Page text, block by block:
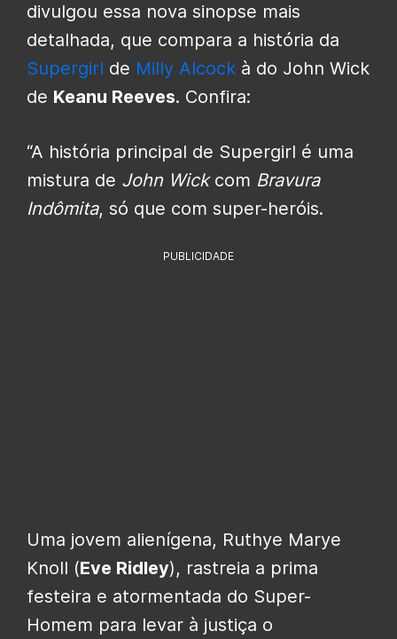
divulgou essa nova sinopse mais
detalhada, que compara a história da
Supergirl de Milly Alcock à do John Wick
de Keanu Reeves. Confira:
“A história principal de Supergirl é uma
mistura de John Wickcom Bravura
Indômita, só que com super-heróis.
PUBLICIDADE
Uma jovem alienígena, Ruthye Marye
Knoll (Eve Ridley), rastreia a prima
festeira e atormentada do Super-
Homem para levar à justiça o